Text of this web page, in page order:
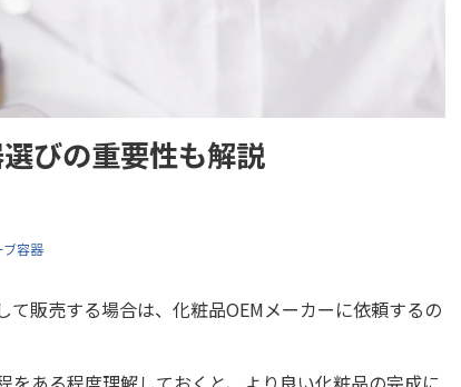
びの重要性も解説
ブ容器
販売する場合は、化粧品OEMメーカーに依頼するの